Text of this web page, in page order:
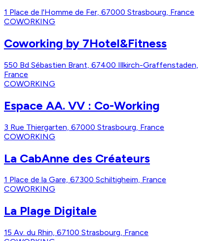
1 Place de l'Homme de Fer, 67000 Strasbourg, France
COWORKING
Coworking by 7Hotel&Fitness
550 Bd Sébastien Brant, 67400 Illkirch-Graffenstaden,
France
COWORKING
Espace AA. VV : Co-Working
3 Rue Thiergarten, 67000 Strasbourg, France
COWORKING
La CabAnne des Créateurs
1 Place de la Gare, 67300 Schiltigheim, France
COWORKING
La Plage Digitale
15 Av. du Rhin, 67100 Strasbourg, France